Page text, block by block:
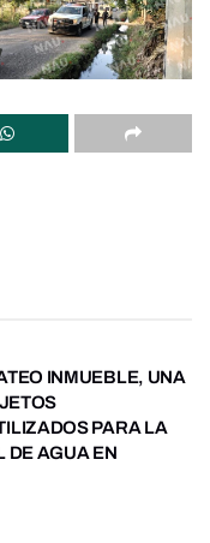
INMUEBLE, UNA
PARA LA
DE AGUA EN